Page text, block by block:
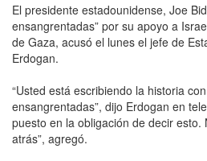
El presidente estadounidense, Joe
ensangrentadas” por su apoyo a
de Gaza, acusó el lunes el jefe de
Erdogan.
“Usted está escribiendo la historia
ensangrentadas”, dijo Erdogan en
puesto en la obligación de decir esto.
atrás”, agregó.